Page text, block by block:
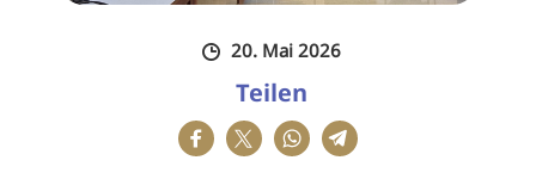
20. Mai 2026
Teilen